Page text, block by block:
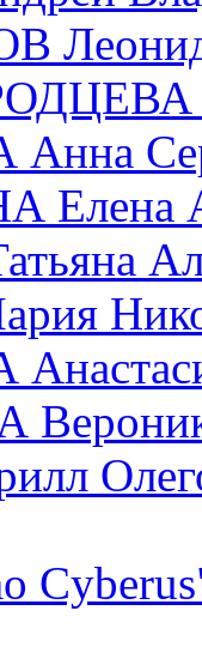
Леонид